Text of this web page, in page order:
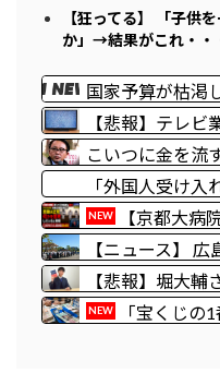
【狂ってる】 「子供
か」→結果がこれ・・
国家予算が枯渇
開始、金銀貴金
ところがリアリ
【悲報】テレビ
こいつに金を
レーンの菅野完
しを連呼
「外国人受け入
調査 前回から
NEW
【京都大病
れた女性､重篤
何かを思考して
【ニュース】
翼さん、流石に
【悲報】堀大輔
NEW
「宝くじの